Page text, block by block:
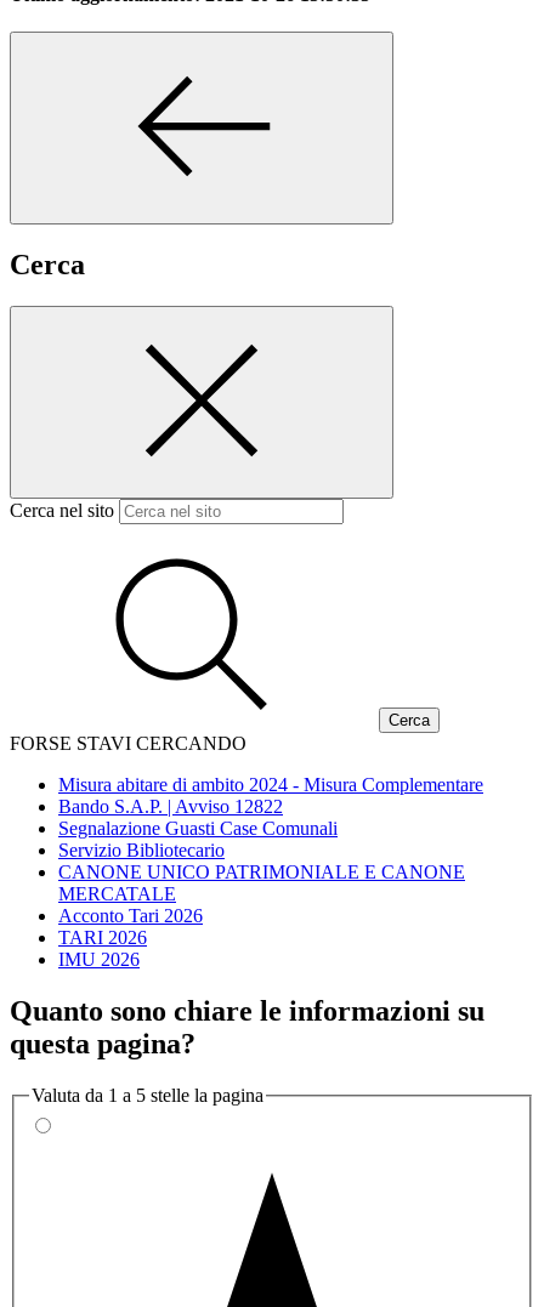
Cerca
Cerca nel sito
FORSE STAVI CERCANDO
Misura abitare di ambito 2024 - Misura Complementare
Bando S.A.P. | Avviso 12822
Segnalazione Guasti Case Comunali
Servizio Bibliotecario
CANONE UNICO PATRIMONIALE E CANONE
MERCATALE
Acconto Tari 2026
TARI 2026
IMU 2026
Quanto sono chiare le informazioni su
questa pagina?
Valuta da 1 a 5 stelle la pagina